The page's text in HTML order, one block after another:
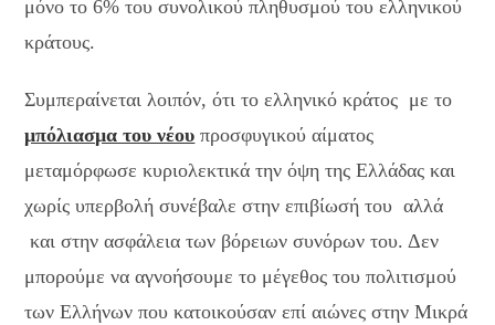
μόνο το 6% του συνολικού πληθυσμού του ελληνικού
κράτους.
Συμπεραίνεται λοιπόν, ότι το ελληνικό κράτος με το
μπόλιασμα του νέου προσφυγικού αίματος
μεταμόρφωσε κυριολεκτικά την όψη της Ελλάδας και
χωρίς υπερβολή συνέβαλε στην επιβίωσή του αλλά
και στην ασφάλεια των βόρειων συνόρων του. Δεν
μπορούμε να αγνοήσουμε το μέγεθος του πολιτισμού
των Ελλήνων που κατοικούσαν επί αιώνες στην Μικρά